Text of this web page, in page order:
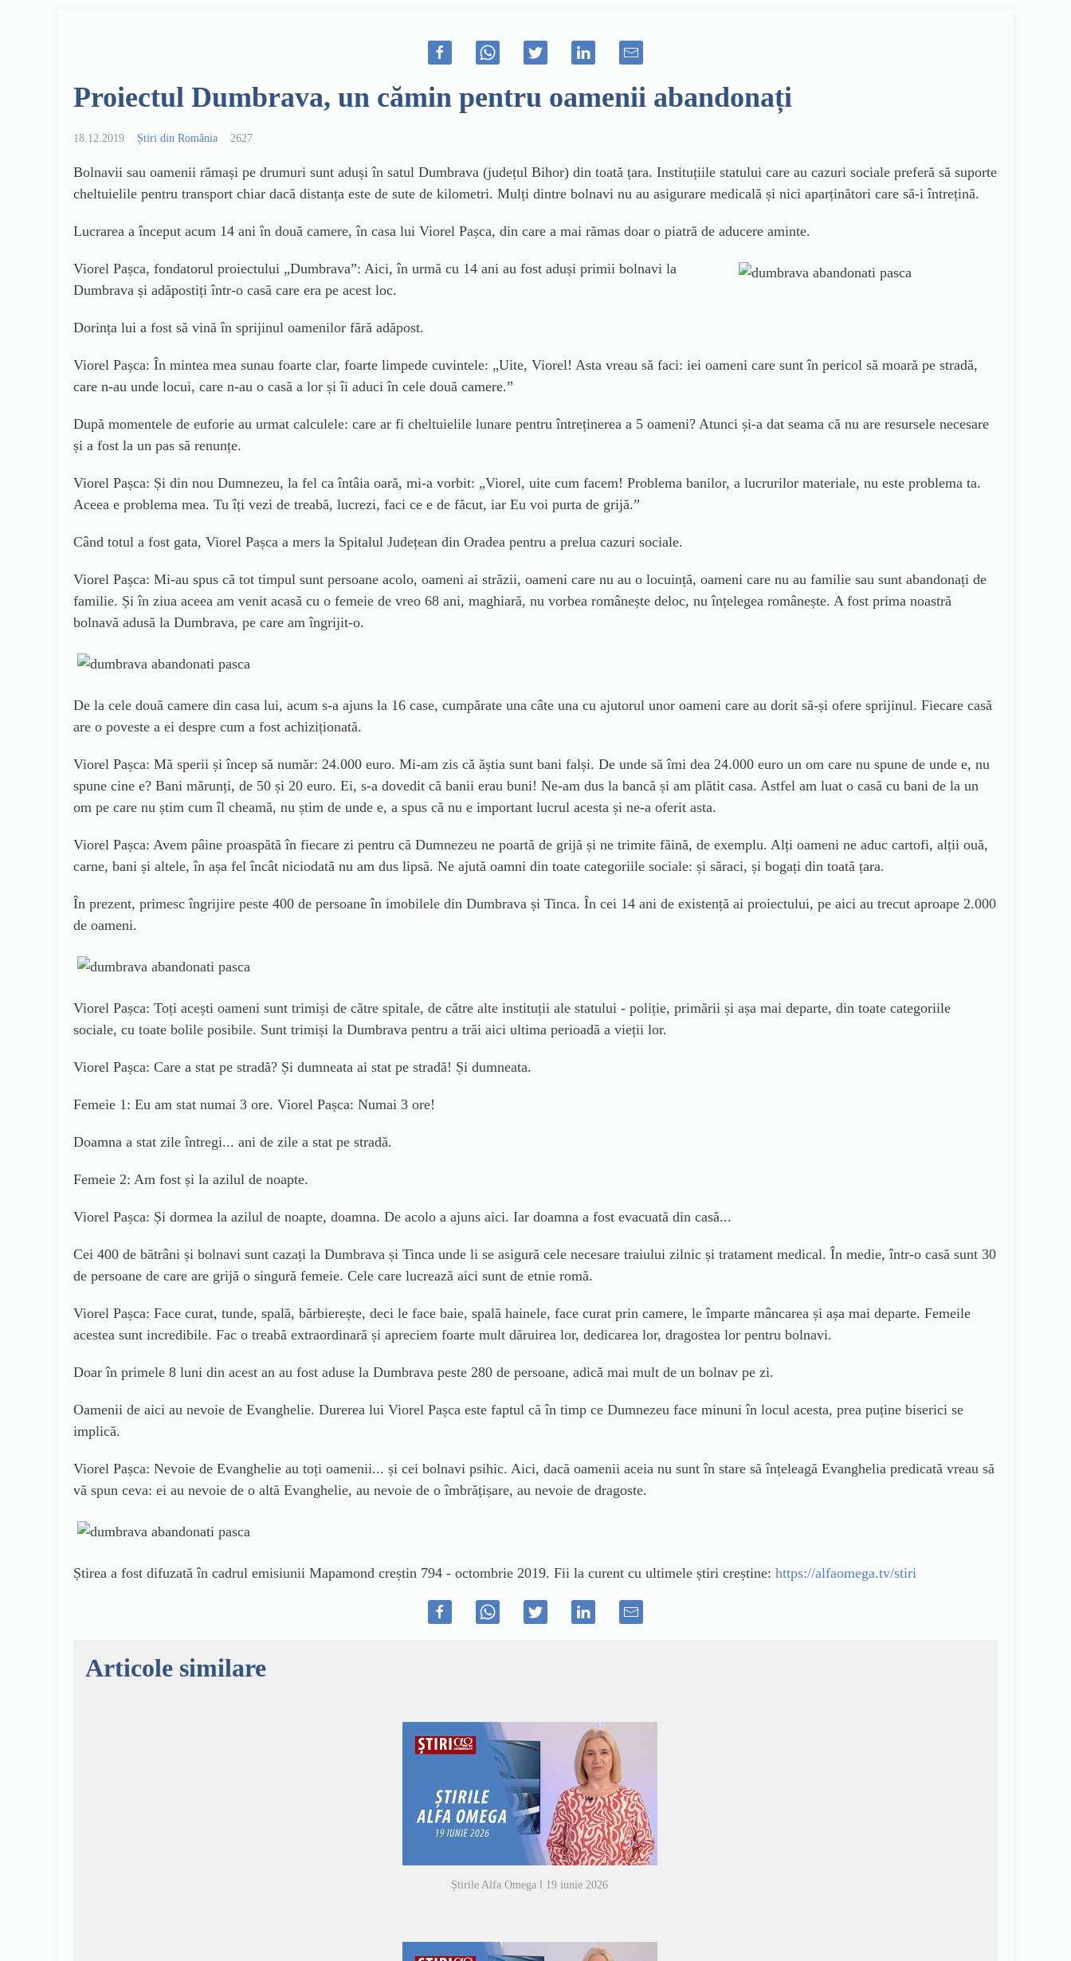
Proiectul Dumbrava, un cămin pentru oamenii abandonați
18.12.2019 Știri din România 2627
Bolnavii sau oamenii rămași pe drumuri sunt aduși în satul Dumbrava (județul Bihor) din toată țara. Instituțiile statului care au cazuri sociale preferă să suporte
cheltuielile pentru transport chiar dacă distanța este de sute de kilometri. Mulți dintre bolnavi nu au asigurare medicală și nici aparținători care să-i întrețină.
Lucrarea a început acum 14 ani în două camere, în casa lui Viorel Pașca, din care a mai rămas doar o piatră de aducere aminte.
Viorel Pașca, fondatorul proiectului „Dumbrava”: Aici, în urmă cu 14 ani au fost aduși primii bolnavi la
Dumbrava și adăpostiți într-o casă care era pe acest loc.
Dorința lui a fost să vină în sprijinul oamenilor fără adăpost.
Viorel Pașca: În mintea mea sunau foarte clar, foarte limpede cuvintele: „Uite, Viorel! Asta vreau să faci: iei oameni care sunt în pericol să moară pe stradă,
care n-au unde locui, care n-au o casă a lor și îi aduci în cele două camere.”
După momentele de euforie au urmat calculele: care ar fi cheltuielile lunare pentru întreținerea a 5 oameni? Atunci și-a dat seama că nu are resursele necesare
și a fost la un pas să renunțe.
Viorel Pașca: Și din nou Dumnezeu, la fel ca întâia oară, mi-a vorbit: „Viorel, uite cum facem! Problema banilor, a lucrurilor materiale, nu este problema ta.
Aceea e problema mea. Tu îți vezi de treabă, lucrezi, faci ce e de făcut, iar Eu voi purta de grijă.”
Când totul a fost gata, Viorel Pașca a mers la Spitalul Județean din Oradea pentru a prelua cazuri sociale.
Viorel Pașca: Mi-au spus că tot timpul sunt persoane acolo, oameni ai străzii, oameni care nu au o locuință, oameni care nu au familie sau sunt abandonați de
familie. Și în ziua aceea am venit acasă cu o femeie de vreo 68 ani, maghiară, nu vorbea românește deloc, nu înțelegea românește. A fost prima noastră
bolnavă adusă la Dumbrava, pe care am îngrijit-o.
De la cele două camere din casa lui, acum s-a ajuns la 16 case, cumpărate una câte una cu ajutorul unor oameni care au dorit să-și ofere sprijinul. Fiecare casă
are o poveste a ei despre cum a fost achiziționată.
Viorel Pașca: Mă sperii și încep să număr: 24.000 euro. Mi-am zis că ăștia sunt bani falși. De unde să îmi dea 24.000 euro un om care nu spune de unde e, nu
spune cine e? Bani mărunți, de 50 și 20 euro. Ei, s-a dovedit că banii erau buni! Ne-am dus la bancă și am plătit casa. Astfel am luat o casă cu bani de la un
om pe care nu știm cum îl cheamă, nu știm de unde e, a spus că nu e important lucrul acesta și ne-a oferit asta.
Viorel Pașca: Avem pâine proaspătă în fiecare zi pentru că Dumnezeu ne poartă de grijă și ne trimite făină, de exemplu. Alți oameni ne aduc cartofi, alții ouă,
carne, bani și altele, în așa fel încât niciodată nu am dus lipsă. Ne ajută oamni din toate categoriile sociale: și săraci, și bogați din toată țara.
În prezent, primesc îngrijire peste 400 de persoane în imobilele din Dumbrava și Tinca. În cei 14 ani de existență ai proiectului, pe aici au trecut aproape 2.000
de oameni.
Viorel Pașca: Toți acești oameni sunt trimiși de către spitale, de către alte instituții ale statului - poliție, primării și așa mai departe, din toate categoriile
sociale, cu toate bolile posibile. Sunt trimiși la Dumbrava pentru a trăi aici ultima perioadă a vieții lor.
Viorel Pașca: Care a stat pe stradă? Și dumneata ai stat pe stradă! Și dumneata.
Femeie 1: Eu am stat numai 3 ore. Viorel Pașca: Numai 3 ore!
Doamna a stat zile întregi... ani de zile a stat pe stradă.
Femeie 2: Am fost și la azilul de noapte.
Viorel Pașca: Și dormea la azilul de noapte, doamna. De acolo a ajuns aici. Iar doamna a fost evacuată din casă...
Cei 400 de bătrâni și bolnavi sunt cazați la Dumbrava și Tinca unde li se asigură cele necesare traiului zilnic și tratament medical. În medie, într-o casă sunt 30
de persoane de care are grijă o singură femeie. Cele care lucrează aici sunt de etnie romă.
Viorel Pașca: Face curat, tunde, spală, bărbierește, deci le face baie, spală hainele, face curat prin camere, le împarte mâncarea și așa mai departe. Femeile
acestea sunt incredibile. Fac o treabă extraordinară și apreciem foarte mult dăruirea lor, dedicarea lor, dragostea lor pentru bolnavi.
Doar în primele 8 luni din acest an au fost aduse la Dumbrava peste 280 de persoane, adică mai mult de un bolnav pe zi.
Oamenii de aici au nevoie de Evanghelie. Durerea lui Viorel Pașca este faptul că în timp ce Dumnezeu face minuni în locul acesta, prea puține biserici se
implică.
Viorel Pașca: Nevoie de Evanghelie au toți oamenii... și cei bolnavi psihic. Aici, dacă oamenii aceia nu sunt în stare să înțeleagă Evanghelia predicată vreau să
vă spun ceva: ei au nevoie de o altă Evanghelie, au nevoie de o îmbrățișare, au nevoie de dragoste.
Știrea a fost difuzată în cadrul emisiunii Mapamond creștin 794 - octombrie 2019. Fii la curent cu ultimele știri creștine: https://alfaomega.tv/stiri
Articole similare
Știrile Alfa Omega l 19 iunie 2026